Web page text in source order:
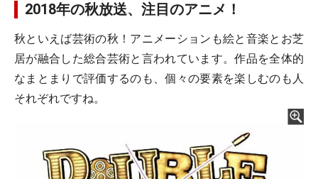
2018年の秋放送、注目のアニメ！
秋といえば芸術の秋！アニメーションも絵と音楽とお芝
居が融合した総合芸術と言われています。作品を全体的
なまとまりで評価するのも、個々の要素を楽しむのも人
それぞれですね。